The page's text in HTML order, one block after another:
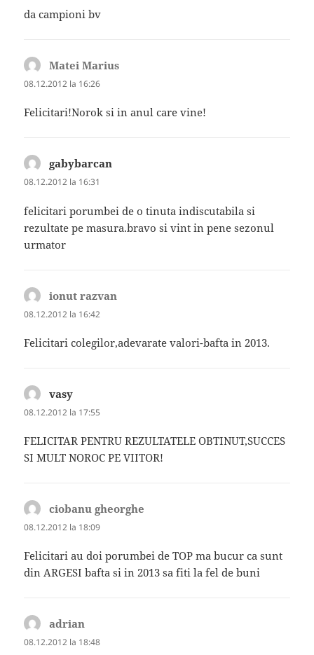
da campioni bv
Matei Marius
08.12.2012 la 16:26
Felicitari!Norok si in anul care vine!
gabybarcan
08.12.2012 la 16:31
felicitari porumbei de o tinuta indiscutabila si
rezultate pe masura.bravo si vint in pene sezonul
urmator
ionut razvan
08.12.2012 la 16:42
Felicitari colegilor,adevarate valori-bafta in 2013.
vasy
08.12.2012 la 17:55
FELICITAR PENTRU REZULTATELE OBTINUT,SUCCES
SI MULT NOROC PE VIITOR!
ciobanu gheorghe
08.12.2012 la 18:09
Felicitari au doi porumbei de TOP ma bucur ca sunt
din ARGESI bafta si in 2013 sa fiti la fel de buni
adrian
08.12.2012 la 18:48